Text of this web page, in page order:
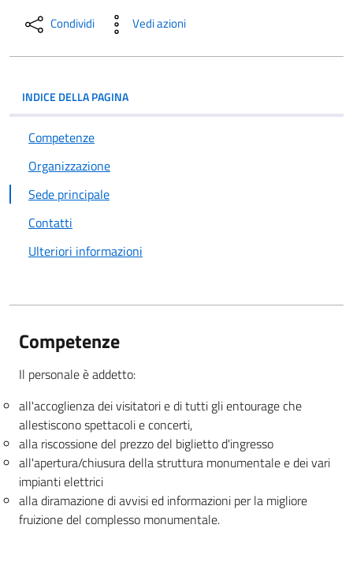
Condividi Vedi azioni
INDICE DELLA PAGINA
Competenze
Organizzazione
Sede principale
Contatti
Ulteriori informazioni
Competenze
Il personale è addetto:
all'accoglienza dei visitatori e di tutti gli entourage che
allestiscono spettacoli e concerti,
alla riscossione del prezzo del biglietto d'ingresso
all'apertura/chiusura della struttura monumentale e dei vari
impianti elettrici
alla diramazione di avvisi ed informazioni per la migliore
fruizione del complesso monumentale.